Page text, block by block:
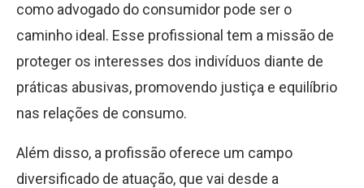
como advogado do consumidor pode ser o
caminho ideal. Esse profissional tem a missão de
proteger os interesses dos indivíduos diante de
práticas abusivas, promovendo justiça e equilíbrio
nas relações de consumo.
Além disso, a profissão oferece um campo
diversificado de atuação, que vai desde a